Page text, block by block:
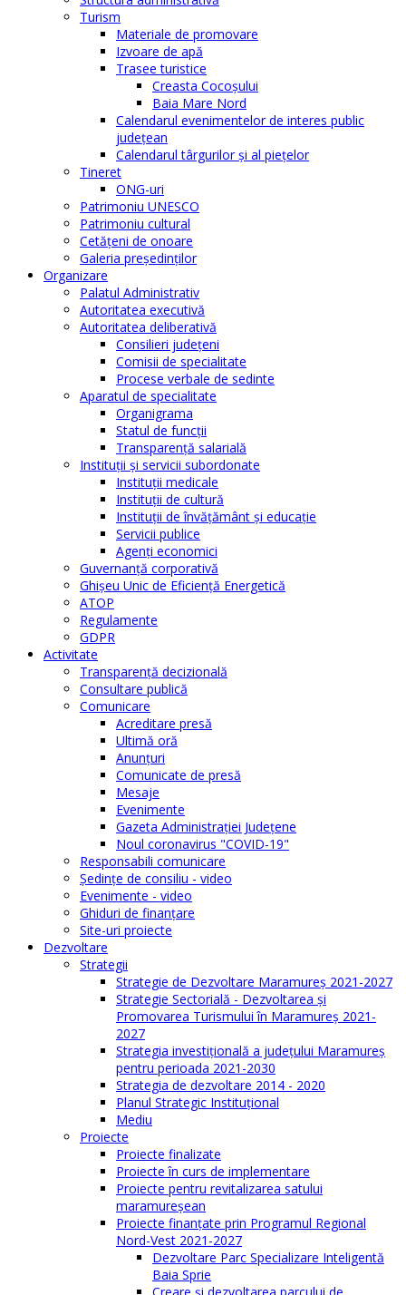
Turism
Materiale de promovare
Izvoare de apă
Trasee turistice
Creasta Cocoșului
Baia Mare Nord
Calendarul evenimentelor de interes public
judeţean
Calendarul târgurilor şi al pieţelor
Tineret
ONG-uri
Patrimoniu UNESCO
Patrimoniu cultural
Cetăţeni de onoare
Galeria președinților
Organizare
Palatul Administrativ
Autoritatea executivă
Autoritatea deliberativă
Consilieri judeţeni
Comisii de specialitate
Procese verbale de sedinte
Aparatul de specialitate
Organigrama
Statul de funcții
Transparență salarială
Instituţii şi servicii subordonate
Instituţii medicale
Instituţii de cultură
Instituţii de învăţământ şi educaţie
Servicii publice
Agenţi economici
Guvernanță corporativă
Ghişeu Unic de Eficienţă Energetică
ATOP
Regulamente
GDPR
Activitate
Transparenţă decizională
Consultare publică
Comunicare
Acreditare presă
Ultimă oră
Anunţuri
Comunicate de presă
Mesaje
Evenimente
Gazeta Administraţiei Judeţene
Noul coronavirus "COVID-19"
Responsabili comunicare
Şedinţe de consiliu - video
Evenimente - video
Ghiduri de finanţare
Site-uri proiecte
Dezvoltare
Strategii
Strategie de Dezvoltare Maramureș 2021-2027
Strategie Sectorială - Dezvoltarea și
Promovarea Turismului în Maramureș 2021-
2027
Strategia investiţională a județului Maramureș
pentru perioada 2021-2030
Strategia de dezvoltare 2014 - 2020
Planul Strategic Instituţional
Mediu
Proiecte
Proiecte finalizate
Proiecte în curs de implementare
Proiecte pentru revitalizarea satului
maramureşean
Proiecte finanțate prin Programul Regional
Nord-Vest 2021-2027
Dezvoltare Parc Specializare Inteligentă
Baia Sprie
Creare și dezvoltarea parcului de